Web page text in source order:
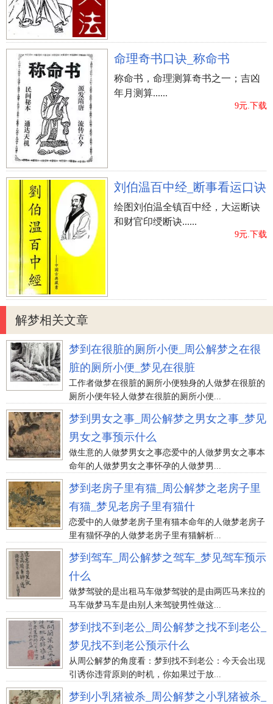
命理奇书口诀_称命书
称命书，命理测算奇书之一；吉凶
年月测算......
9元.下载
刘伯温百中经_断事看运口诀
绘图刘伯温全镇百中经，大运断诀
和财官印绶断诀......
9元.下载
解梦相关文章
梦到在很脏的厕所小便_周公解梦之在很
脏的厕所小便_梦见在很脏
工作者做梦在很脏的厕所小便独身的人做梦在很脏的
厕所小便年轻人做梦在很脏的厕所小便...
梦到男女之事_周公解梦之男女之事_梦见
男女之事预示什么
做生意的人做梦男女之事恋爱中的人做梦男女之事本
命年的人做梦男女之事怀孕的人做梦男...
梦到老房子里有猫_周公解梦之老房子里
有猫_梦见老房子里有猫什
恋爱中的人做梦老房子里有猫本命年的人做梦老房子
里有猫怀孕的人做梦老房子里有猫解析...
梦到驾车_周公解梦之驾车_梦见驾车预示
什么
做梦驾驶的是出租马车做梦驾驶的是由两匹马来拉的
马车做梦马车是由别人来驾驶男性做这...
梦到找不到老公_周公解梦之找不到老公_
梦见找不到老公预示什么
从周公解梦的角度看：梦到找不到老公：今天会出现
引诱你违背原则的时机，你如果过于放...
梦到小乳猪被杀_周公解梦之小乳猪被杀_